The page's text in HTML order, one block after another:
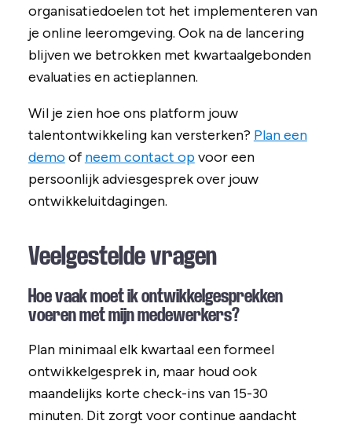
organisatiedoelen tot het implementeren van
je online leeromgeving. Ook na de lancering
blijven we betrokken met kwartaalgebonden
evaluaties en actieplannen.
Wil je zien hoe ons platform jouw
talentontwikkeling kan versterken? Plan een
demoof neem contact opvoor een
persoonlijk adviesgesprek over jouw
ontwikkeluitdagingen.
Veelgestelde vragen
Hoe vaak moet ik ontwikkelgesprekken
voeren met mijn medewerkers?
Plan minimaal elk kwartaal een formeel
ontwikkelgesprek in, maar houd ook
maandelijks korte check-ins van 15-30
minuten. Dit zorgt voor continue aandacht